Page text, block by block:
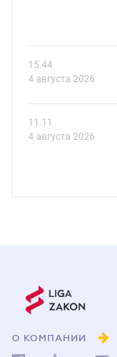
15.44
4 августа 2026
11.11
4 августа 2026
О КОМПАНИИ